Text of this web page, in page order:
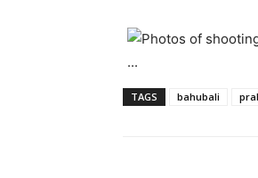
TAGS bahubali